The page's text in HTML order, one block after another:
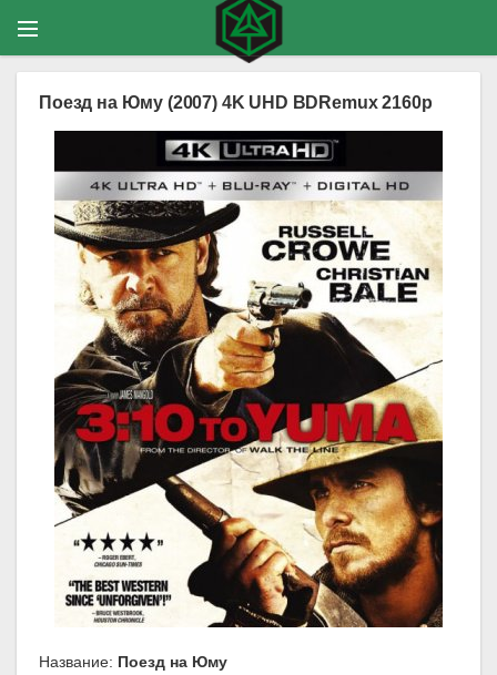
Поезд на Юму (2007) 4K UHD BDRemux 2160p
Название: Поезд на Юму